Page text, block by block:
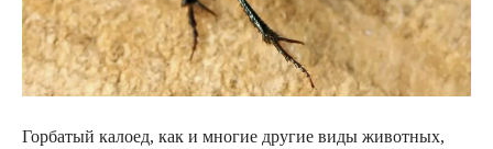
Горбатый калоед, как и многие другие виды животных,